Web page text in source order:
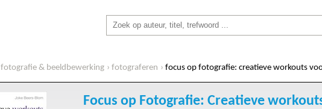
fotografie & beeldbewerking fotograferen focus op fotografie: creatieve workouts
Focus op Fotografie: Creatieve